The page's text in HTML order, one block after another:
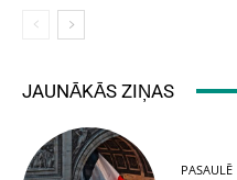
JAUNĀKĀS ZIŅAS
PASAULĒ